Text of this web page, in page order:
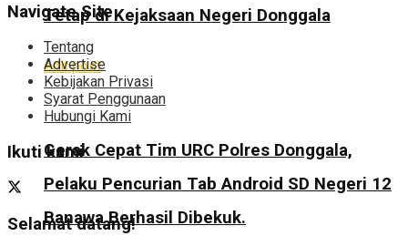
Tetap di Kejaksaan Negeri Donggala
edit post
Gerak Cepat Tim URC Polres Donggala,
Pelaku Pencurian Tab Android SD Negeri 12
Banawa Berhasil Dibekuk.
Navigate Site
Tentang
Advertise
Kebijakan Privasi
Syarat Penggunaan
Hubungi Kami
Ikuti kami
Selamat datang!